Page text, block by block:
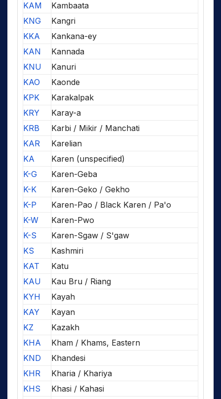
KAM
Kambaata
KNG
Kangri
KKA
Kankana-ey
KAN
Kannada
KNU
Kanuri
KAO
Kaonde
KPK
Karakalpak
KRY
Karay-a
KRB
Karbi / Mikir / Manchati
KAR
Karelian
KA
Karen (unspecified)
K-G
Karen-Geba
K-K
Karen-Geko / Gekho
K-P
Karen-Pao / Black Karen / Pa'o
K-W
Karen-Pwo
K-S
Karen-Sgaw / S'gaw
KS
Kashmiri
KAT
Katu
KAU
Kau Bru / Riang
KYH
Kayah
KAY
Kayan
KZ
Kazakh
KHA
Kham / Khams, Eastern
KND
Khandesi
KHR
Kharia / Khariya
KHS
Khasi / Kahasi